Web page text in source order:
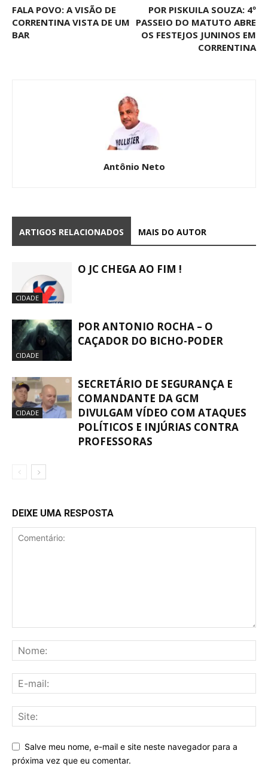
FALA POVO: A VISÃO DE
CORRENTINA VISTA DE UM
BAR
POR PISKUILA SOUZA: 4º
PASSEIO DO MATUTO ABRE
OS FESTEJOS JUNINOS EM
CORRENTINA
Antônio Neto
ARTIGOS RELACIONADOS MAIS DO AUTOR
CIDADE
O JC CHEGA AO FIM !
CIDADE
POR ANTONIO ROCHA – O
CAÇADOR DO BICHO-PODER
CIDADE
SECRETÁRIO DE SEGURANÇA E
COMANDANTE DA GCM
DIVULGAM VÍDEO COM ATAQUES
POLÍTICOS E INJÚRIAS CONTRA
PROFESSORAS
DEIXE UMA RESPOSTA
Salve meu nome, e-mail e site neste navegador para a
próxima vez que eu comentar.